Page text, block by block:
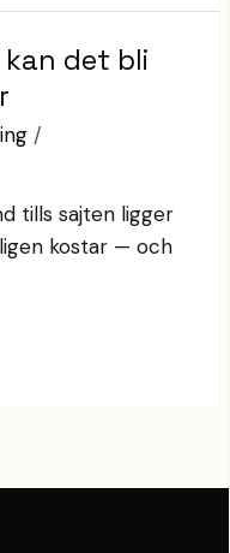
det bli
/
tills sajten ligger
kostar — och